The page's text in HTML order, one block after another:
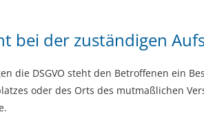
bei der zuständigen
die DSGVO steht den Betroffenen ein
oder des Orts des mutmaßlichen